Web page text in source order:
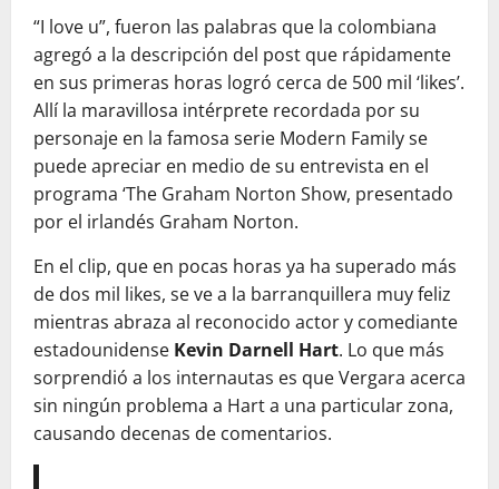
“I love u”, fueron las palabras que la colombiana
agregó a la descripción del post que rápidamente
en sus primeras horas logró cerca de 500 mil ‘likes’.
Allí la maravillosa intérprete recordada por su
personaje en la famosa serie Modern Family se
puede apreciar en medio de su entrevista en el
programa ‘The Graham Norton Show, presentado
por el irlandés Graham Norton.
En el clip, que en pocas horas ya ha superado más
de dos mil likes, se ve a la barranquillera muy feliz
mientras abraza al reconocido actor y comediante
estadounidense Kevin Darnell Hart. Lo que más
sorprendió a los internautas es que Vergara acerca
sin ningún problema a Hart a una particular zona,
causando decenas de comentarios.